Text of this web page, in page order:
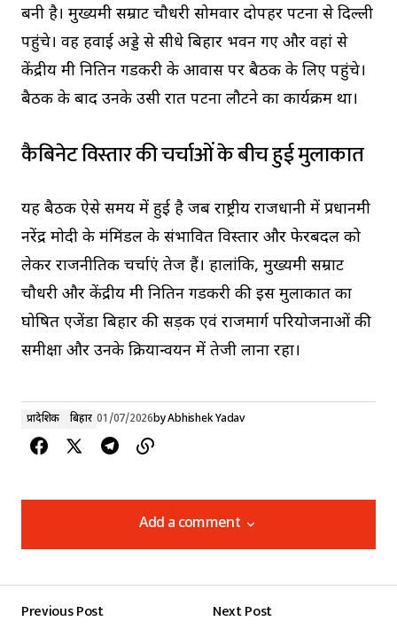
बनी है। मुख्यमंत्री सम्राट चौधरी सोमवार दोपहर पटना से दिल्ली
पहुंचे। वह हवाई अड्डे से सीधे बिहार भवन गए और वहां से
केंद्रीय मंत्री नितिन गडकरी के आवास पर बैठक के लिए पहुंचे।
बैठक के बाद उनके उसी रात पटना लौटने का कार्यक्रम था।
कैबिनेट विस्तार की चर्चाओं के बीच हुई मुलाकात
यह बैठक ऐसे समय में हुई है जब राष्ट्रीय राजधानी में प्रधानमंत्री
नरेंद्र मोदी के मंत्रिमंडल के संभावित विस्तार और फेरबदल को
लेकर राजनीतिक चर्चाएं तेज हैं। हालांकि, मुख्यमंत्री सम्राट
चौधरी और केंद्रीय मंत्री नितिन गडकरी की इस मुलाकात का
घोषित एजेंडा बिहार की सड़क एवं राजमार्ग परियोजनाओं की
समीक्षा और उनके क्रियान्वयन में तेजी लाना रहा।
प्रादेशिक बिहार 01/07/2026byAbhishek Yadav
Add a comment
Add a comment
Previous Post
Next Post